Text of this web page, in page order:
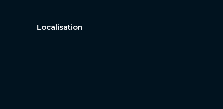
Localisation